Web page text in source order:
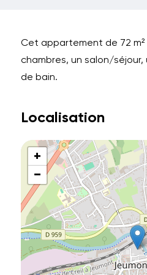
Cet appartement de 72
chambres, un salon/
de bain.
Localisation
+
−